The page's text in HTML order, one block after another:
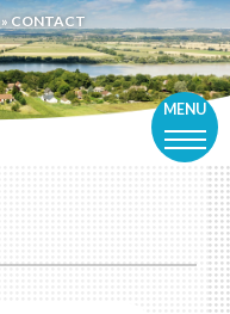
» CONTACT
MENU